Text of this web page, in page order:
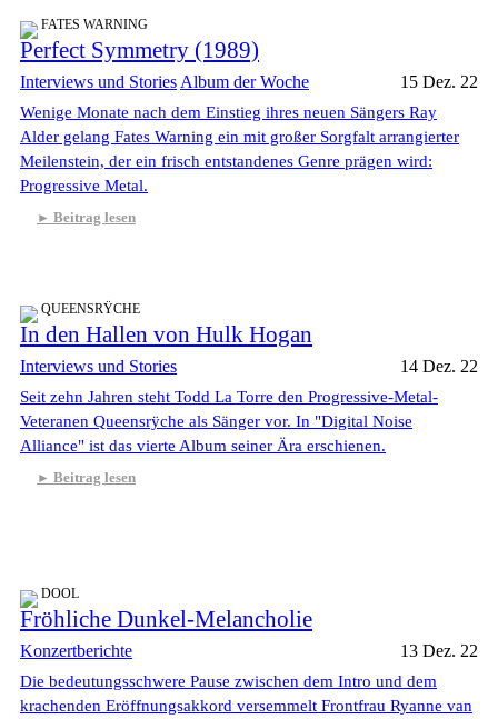
FATES WARNING
Perfect Symmetry (1989)
Interviews und Stories Album der Woche 15 Dez. 22
Wenige Monate nach dem Einstieg ihres neuen Sängers Ray
Alder gelang Fates Warning ein mit großer Sorgfalt arrangierter
Meilenstein, der ein frisch entstandenes Genre prägen wird:
Progressive Metal.
Beitrag lesen
QUEENSRŸCHE
In den Hallen von Hulk Hogan
Interviews und Stories 14 Dez. 22
Seit zehn Jahren steht Todd La Torre den Progressive-Metal-
Veteranen Queensrÿche als Sänger vor. In "Digital Noise
Alliance" ist das vierte Album seiner Ära erschienen.
Beitrag lesen
DOOL
Fröhliche Dunkel-Melancholie
Konzertberichte 13 Dez. 22
Die bedeutungsschwere Pause zwischen dem Intro und dem
krachenden Eröffnungsakkord versemmelt Frontfrau Ryanne van